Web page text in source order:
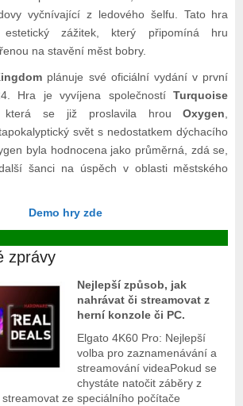
vyčnívající z ledového šelfu. Tato hra
zážitek, který připomíná hru
na stavění měst bobry.
plánuje své oficiální vydání v první
Hra je vyvíjena společnostíTurquoise
která se již proslavila hrouOxygen
svět s nedostatkem dýchacího
byla hodnocena jako průměrná, zdá se,
šanci na úspěch v oblasti městského
Demo hry zde
zprávy
Nejlepší způsob, jak
nahrávat či streamovat z
herní konzole či PC.
Elgato 4K60 Pro: Nejlepší
volba pro zaznamenávání a
streamování videaPokud se
chystáte natočit záběry z
ze speciálního počítače